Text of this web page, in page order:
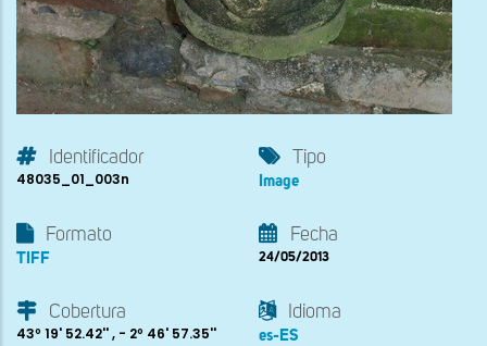
Identificador
48035_01_003n
Tipo
Image
Formato
TIFF
Fecha
24/05/2013
Cobertura
43º 19' 52.42'' , - 2º 46' 57.35''
Idioma
es-ES